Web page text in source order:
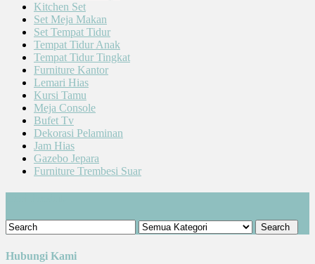
Kitchen Set
Set Meja Makan
Set Tempat Tidur
Tempat Tidur Anak
Tempat Tidur Tingkat
Furniture Kantor
Lemari Hias
Kursi Tamu
Meja Console
Bufet Tv
Dekorasi Pelaminan
Jam Hias
Gazebo Jepara
Furniture Trembesi Suar
Hubungi Kami